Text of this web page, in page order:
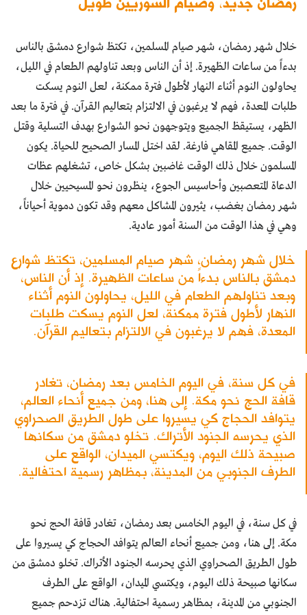
خلال شهر رمضان، شهر صيام المسلمين، تكتظ شوارع دمشق بالناس
بدءاً من ساعات الظهيرة. إذ أن الناس وبعد تناولهم الطعام في الليل،
يحاولون النوم أثناء النهار لأطول فترة ممكنة، لعل النوم يسكت
طلبات المعدة، فهم لا يرغبون في الالتزام بتعاليم القرآن. في فترة ما بعد
الظهر، يستيقظ الجميع ويتوجهون نحو الشوارع بهدف التسلية وقتل
الوقت. جميع المقاهي فارغة. لقد اختل المسار الصحيح للحياة. يكون
المسلمون خلال ذلك الوقت غاضبين بشكل خاص، تشغلهم عظات
الدعاة المتعصبين وأحاسيس الجوع، ينظرون نحو المسيحيين خلال
شهر رمضان بغضب، يثيرون المشاكل معهم وقد تكون دموية أحياناً،
وهي في هذا الوقت من السنة أمور عادية.
خلال شهر رمضان، شهر صيام المسلمين، تكتظ شوارع
دمشق بالناس بدءاً من ساعات الظهيرة. إذ أن الناس،
وبعد تناولهم الطعام في الليل، يحاولون النوم أثناء
النهار لأطول فترة ممكنة، لعل النوم يسكت طلبات
المعدة، فهم لا يرغبون في الالتزام بتعاليم القرآن.
في كل سنة، في اليوم الخامس بعد رمضان، تغادر
قافة الحج نحو مكة. إلى هنا، ومن جميع أنحاء العالم،
يتوافد الحجاج كي يسيروا على طول الطريق الصحراوي
الذي يحرسه الجنود الأتراك. تخلو دمشق من سكانها
صبيحة ذلك اليوم، ويكتسي الميدان، الواقع على
الطرف الجنوبي من المدينة، بمظاهر رسمية احتفالية.
في كل سنة، في اليوم الخامس بعد رمضان، تغادر قافة الحج نحو
مكة. إلى هنا، ومن جميع أنحاء العالم يتوافد الحجاج كي يسيروا على
طول الطريق الصحراوي الذي يحرسه الجنود الأتراك. تخلو دمشق من
سكانها صبيحة ذلك اليوم، ويكتسي الميدان، الواقع على الطرف
الجنوبي من المدينة، بمظاهر رسمية احتفالية. هناك تزدحم جميع